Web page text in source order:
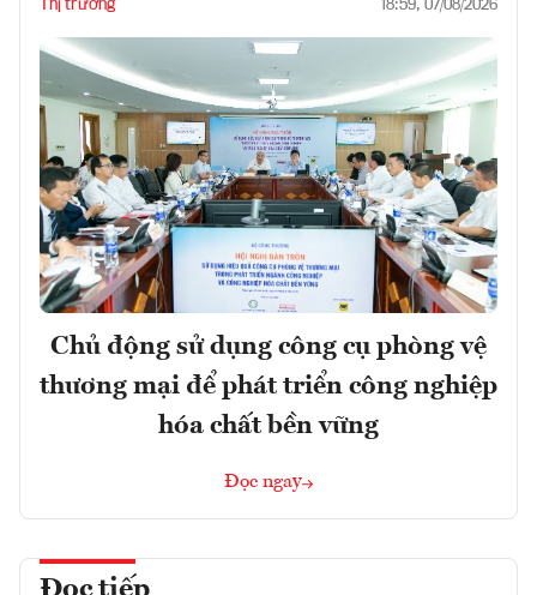
Thị trường 18:59, 07/08/2026
Chủ động sử dụng công cụ phòng vệ
thương mại để phát triển công nghiệp
hóa chất bền vững
Đọc ngay